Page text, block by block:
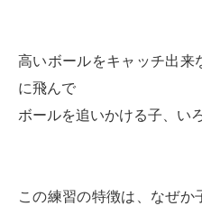
高いボールをキャッチ出来
に飛んで
ボールを追いかける子、い
この練習の特徴は、なぜか